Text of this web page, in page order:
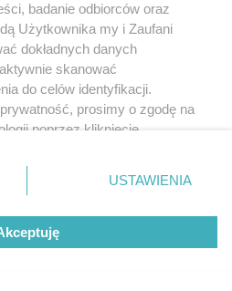
NOŻNA
pokonał
Białystok w
przesądził o
meczu?
badanie odbiorców oraz
Użytkownika my i Zaufani
dokładnych danych
skanować
do celów identyfikacji.
prosimy o zgodę na
poprzez kliknięcie
ustawień prywatności
rogu strony
nie wymagają zgody
sprzeciwić się takiemu
będą miały zastosowanie tylko
USTAWIENIA